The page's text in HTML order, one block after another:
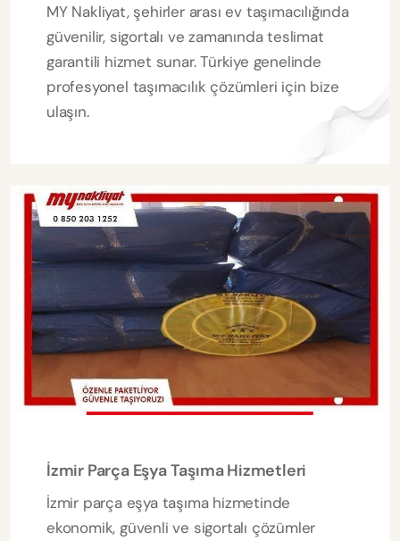
MY Nakliyat, şehirler arası ev taşımacılığında
güvenilir, sigortalı ve zamanında teslimat
garantili hizmet sunar. Türkiye genelinde
profesyonel taşımacılık çözümleri için bize
ulaşın.
İzmir Parça Eşya Taşıma Hizmetleri
İzmir parça eşya taşıma hizmetinde
ekonomik, güvenli ve sigortalı çözümler